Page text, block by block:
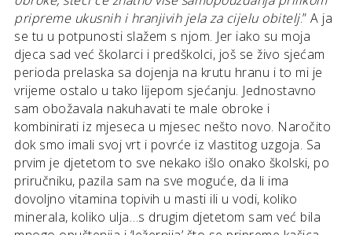
pripreme ukusnih i hranjivih jela za cijelu obitelj.” A ja
se tu u potpunosti slažem s njom. Jer iako su moja
djeca sad već školarci i predškolci, još se živo sjećam
perioda prelaska sa dojenja na krutu hranu i to mi je
vrijeme ostalo u tako lijepom sjećanju. Jednostavno
sam obožavala nakuhavati te male obroke i
kombinirati iz mjeseca u mjesec nešto novo. Naročito
dok smo imali svoj vrt i povrće iz vlastitog uzgoja. Sa
prvim je djetetom to sve nekako išlo onako školski, po
priručniku, pazila sam na sve moguće, da li ima
dovoljno vitamina topivih u masti ili u vodi, koliko
minerala, koliko ulja…s drugim djetetom sam već bila